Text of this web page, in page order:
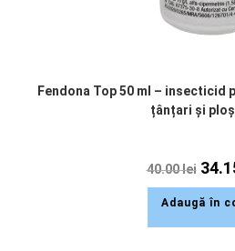
Fendona Top 50 ml – insecticid
țânțari și
40.00lei
Adaugă în